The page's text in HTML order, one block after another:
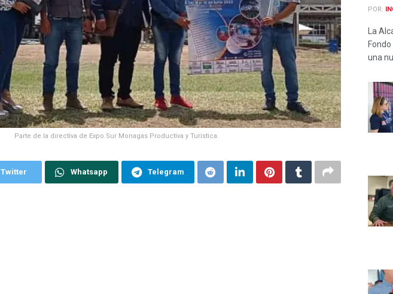
Parte de la directiva de Expo Sur Monagas Productiva y Turística.
Twitter Whatsapp Telegram
POR:
La
Fondo
una